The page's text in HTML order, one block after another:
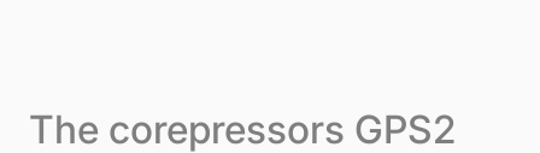
The corepressors GPS2